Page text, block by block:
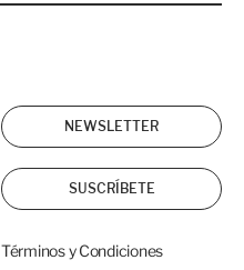
NEWSLETTER
SUSCRÍBETE
Términos y Condiciones